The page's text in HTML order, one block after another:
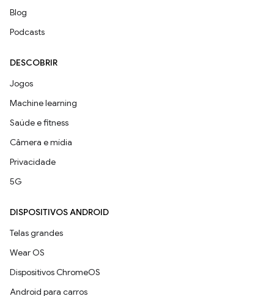
Blog
Podcasts
DESCOBRIR
Jogos
Machine learning
Saúde e fitness
Câmera e mídia
Privacidade
5G
DISPOSITIVOS ANDROID
Telas grandes
Wear OS
Dispositivos ChromeOS
Android para carros